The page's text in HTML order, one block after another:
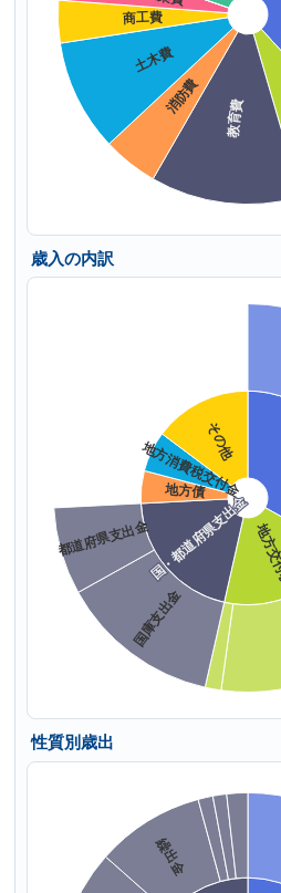
歳入の内訳
性質別歳出